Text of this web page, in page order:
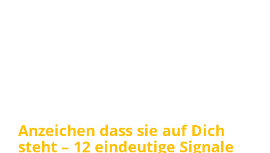
Anzeichen dass sie auf Dich
steht – 12 eindeutige Signale